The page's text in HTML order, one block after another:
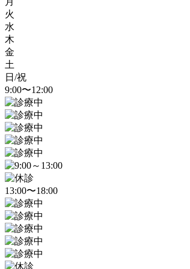
火
水
木
金
土
日/祝
9:00〜12:00
13:00〜18:00